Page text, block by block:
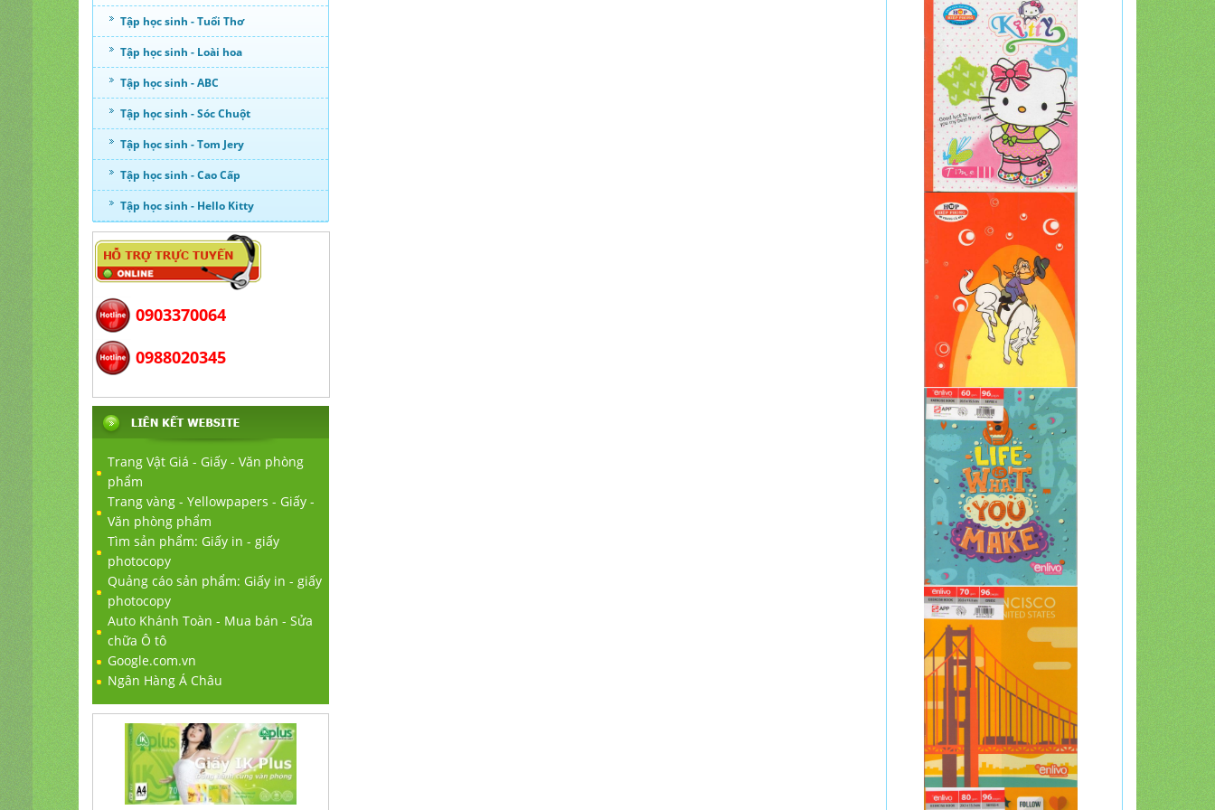
Tập học sinh - Tuổi Thơ
Tập học sinh - Loài hoa
Tập học sinh - ABC
Tập học sinh - Sóc Chuột
Tập học sinh - Tom Jery
Tập học sinh - Cao Cấp
Tập học sinh - Hello Kitty
0903370064
0988020345
Trang Vật Giá - Giấy - Văn phòng
phẩm
Trang vàng - Yellowpapers - Giấy -
Văn phòng phẩm
Tìm sản phẩm: Giấy in - giấy
photocopy
Quảng cáo sản phẩm: Giấy in - giấy
photocopy
Auto Khánh Toàn - Mua bán - Sửa
chữa Ô tô
Google.com.vn
Ngân Hàng Á Châu